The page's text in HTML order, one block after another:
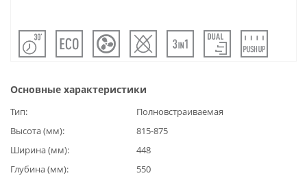
Основные характеристики
Тип
Полновстраиваемая
Высота (мм)
815-875
Ширина (мм)
448
Глубина (мм)
550